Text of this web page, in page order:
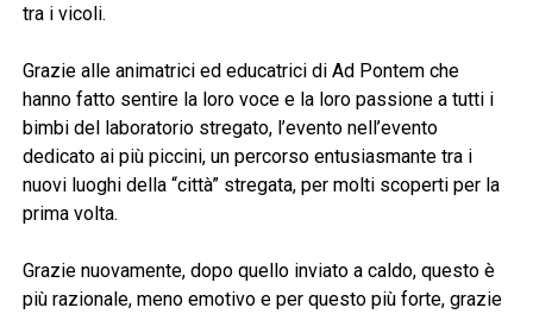
tra i vicoli.
Grazie alle animatrici ed educatrici di Ad Pontem che
hanno fatto sentire la loro voce e la loro passione a tutti i
bimbi del laboratorio stregato, l’evento nell’evento
dedicato ai più piccini, un percorso entusiasmante tra i
nuovi luoghi della “città” stregata, per molti scoperti per la
prima volta.
Grazie nuovamente, dopo quello inviato a caldo, questo è
più razionale, meno emotivo e per questo più forte, grazie